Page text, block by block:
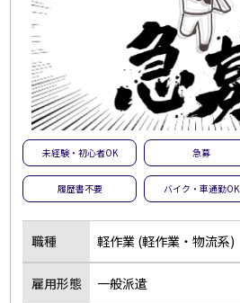
未経験・初心者OK 急募
履歴書不要 バイク・車通勤OK
職種 軽作業 (軽作業・物流系)
雇用形態 一般派遣